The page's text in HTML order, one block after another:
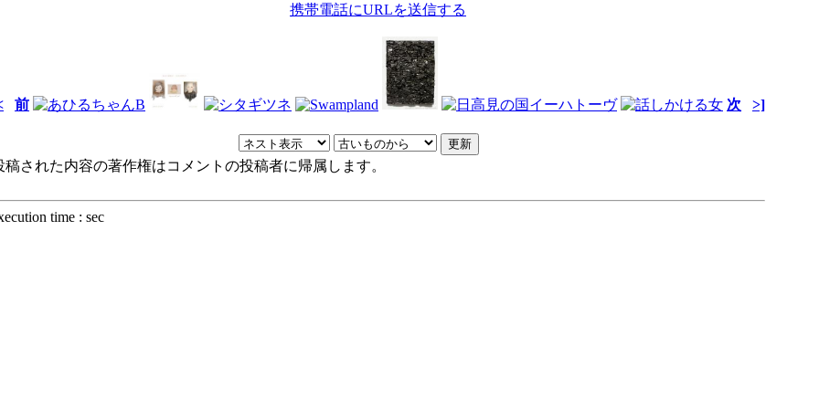
携帯電話にURLを送信する
前 次 >]
稿された内容の著作権はコメントの投稿者に帰属します。
time : sec